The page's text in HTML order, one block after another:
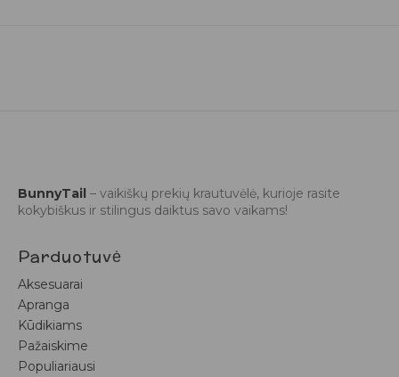
BunnyTail – vaikiškų prekių krautuvėlė, kurioje rasite
kokybiškus ir stilingus daiktus savo vaikams!
Parduotuvė
Aksesuarai
Apranga
Kūdikiams
Pažaiskime
Populiariausi